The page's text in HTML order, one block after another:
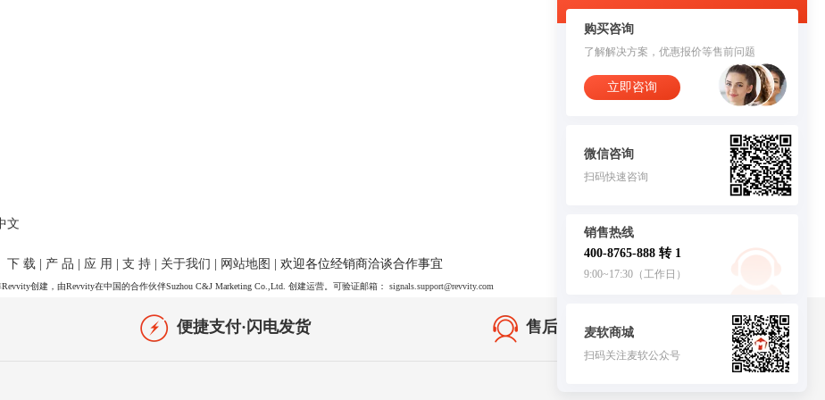
购买咨询
了解解决方案，优惠报价等售前问题
立即咨询
微信咨询
扫码快速咨询
销售热线
400-8765-888 转 1
9:00~17:30（工作日）
麦软商城
扫码关注麦软公众号
客服
文
下 载 产 品 应 用 支 持 关于我们 网站地图 | 欢迎各位经销商洽谈合作事宜
创建，由Revvity在中国的合作伙伴Suzhou C&J Marketing Co.,Ltd. 创建运营。可验证邮箱： signals.support@revvity.com
便捷支付·闪电发货 售后无忧·服务保障